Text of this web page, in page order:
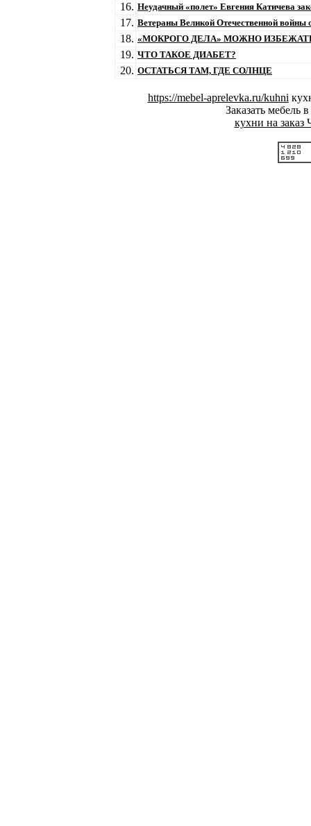
16. Неудачный «полет» Евгения Катичева
17. Ветераны Великой Отечественной войны
18. «МОКРОГО ДЕЛА» МОЖНО
19. ЧТО ТАКОЕ ДИАБЕТ?
20. ОСТАТЬСЯ ТАМ, ГДЕ СОЛНЦЕ
https://mebel-aprelevka.ru/kuhni
Заказать мебель
кухни на заказ